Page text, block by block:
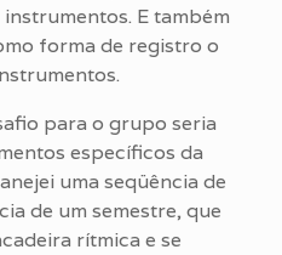
E também
forma de registro o
para o grupo seria
específicos da
uma seqüência de
de um semestre, que
rítmica e se